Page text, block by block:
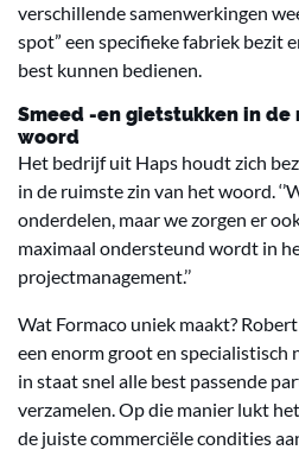
verschillende samenwerkingen
spot” een specifieke fabriek bezit
best kunnen bedienen.
Smeed -en gietstukken in de
woord
Het bedrijf uit Haps houdt zich
in de ruimste zin van het woord.
onderdelen, maar we zorgen er
maximaal ondersteund wordt in
projectmanagement.’’
Wat Formaco uniek maakt?
een enorm groot en specialistisch
in staat snel alle best passende
verzamelen. Op die manier lukt
de juiste commerciële condities